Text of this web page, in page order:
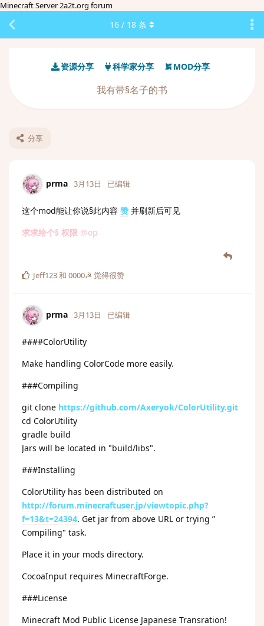
Minecraft Server 2a2t.org forum
资源分享 科学家分享 MOD分享
我有带§名子的书
分享
16 / 18 条
prma 3月13日 已编辑
这个mod能让你说§此内容 赞 并刷新后可见
求求给个§ 权限 @op
Jeff123和 0000☭ 觉得很赞
prma 3月13日 已编辑
####ColorUtility
Make handling ColorCode more easily.
###Compiling
git clone https://github.com/Axeryok/ColorUtility.git
cd ColorUtility
gradle build
Jars will be located in "build/libs".
###Installing
ColorUtility has been distributed on
http://forum.minecraftuser.jp/viewtopic.php?
f=13&t=24394. Get jar from above URL or trying ”
Compiling" task.
Place it in your mods directory.
CocoaInput requires MinecraftForge.
###License
Minecraft Mod Public License Japanese Transration!